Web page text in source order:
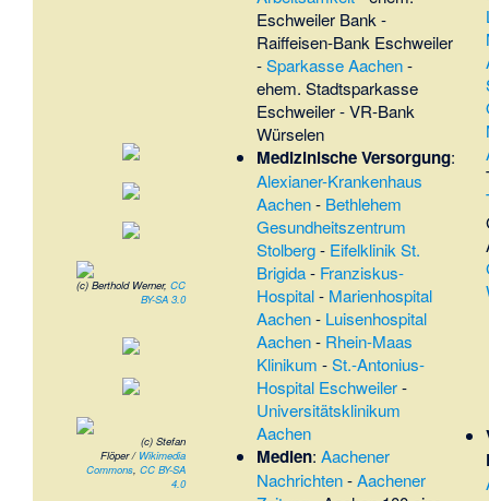
(c) Berthold Werner,CC
BY-SA 3.0
(c) Stefan
Flöper / Wikimedia
Commons,CC BY-SA
4.0
Eschweiler Bank -
Raiffeisen-Bank Eschweiler
-Sparkasse Aachen-
ehem. Stadtsparkasse
Eschweiler-VR-Bank
Würselen
Medizinische Versorgung:
Alexianer-Krankenhaus
Aachen- Bethlehem
Gesundheitszentrum
Stolberg- Eifelklinik St.
Brigida- Franziskus-
Hospital- Marienhospital
Aachen- Luisenhospital
Aachen- Rhein-Maas
Klinikum -St.-Antonius-
Hospital Eschweiler-
Universitätsklinikum
Aachen
Medien: Aachener
Nachrichten-Aachener